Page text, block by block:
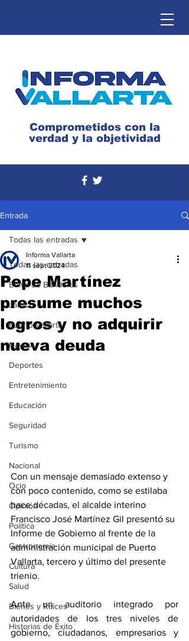
Comprometidos con la
verdad y la objetividad
Entrada
Todas las entradas
Bahía de Banderas
Jalisco
Puerto Vallarta
Nayarit
Deportes
Entretenimiento
Educación
Seguridad
Turismo
Nacional
Ocio
Opinión
Política
Gastronomía
Cultura
Salud
Bienes y Raíces
Historias de Éxito
Todas las entradas
Pepe Martínez
presume muchos
logros y no adquirir
nueva deuda
Informa Vallarta
11 sept 2024
Con un mensaje demasiado extenso y
con poco contenido, como se estilaba
hace décadas, el alcalde interino
Francisco José Martínez Gil presentó su
Informe de Gobierno al frente de la
administración municipal de Puerto
Vallarta, tercero y último del presente
trienio.
Ante un auditorio integrado por
autoridades de los tres niveles de
gobierno, ciudadanos, empresarios y